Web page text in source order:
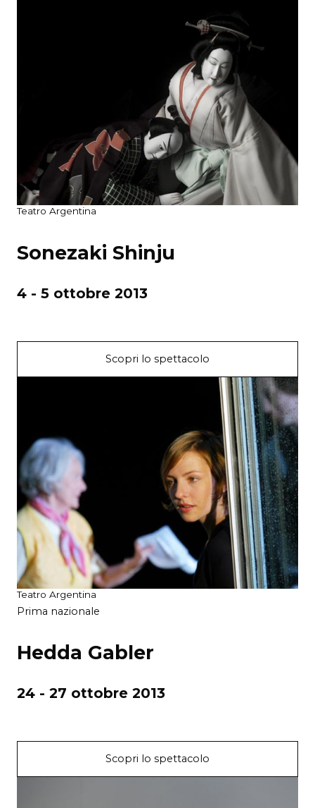
Teatro Argentina
Sonezaki Shinju
4 - 5 ottobre 2013
Scopri lo spettacolo
Teatro Argentina
Prima nazionale
Hedda Gabler
24 - 27 ottobre 2013
Scopri lo spettacolo